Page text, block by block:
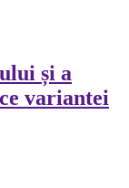
și a
variantei